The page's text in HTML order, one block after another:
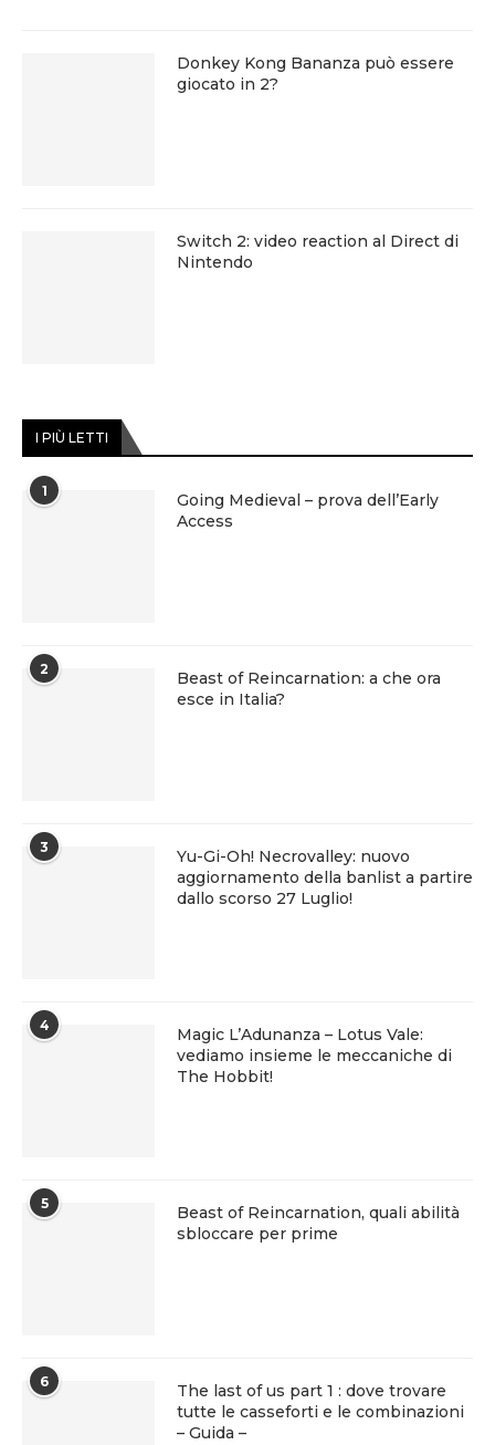
Donkey Kong Bananza può essere
giocato in 2?
Switch 2: video reaction al Direct di
Nintendo
I PIÙ LETTI
1
Going Medieval – prova dell’Early
Access
2
Beast of Reincarnation: a che ora
esce in Italia?
3
Yu-Gi-Oh! Necrovalley: nuovo
aggiornamento della banlist a partire
dallo scorso 27 Luglio!
4
Magic L’Adunanza – Lotus Vale:
vediamo insieme le meccaniche di
The Hobbit!
5
Beast of Reincarnation, quali abilità
sbloccare per prime
6
The last of us part 1 : dove trovare
tutte le casseforti e le combinazioni
– Guida –